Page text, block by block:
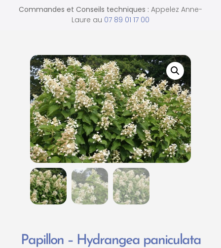
Commandes et Conseils techniques : Appelez Anne-
Laure au 07 89 01 17 00
Papillon – Hydrangea paniculata